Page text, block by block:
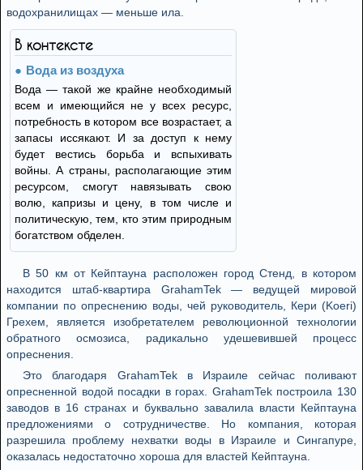
водохранилищах — меньше ила.
В контексте
Вода из воздуха
Вода — такой же крайне необходимый
всем и имеющийся не у всех ресурс,
потребность в котором все возрастает, а
запасы иссякают. И за доступ к нему
будет вестись борьба и вспыхивать
войны. А страны, располагающие этим
ресурсом, смогут навязывать свою
волю, капризы и цену, в том числе и
политическую, тем, кто этим природным
богатством обделен.
В 50 км от Кейптауна расположен город Стенд, в котором
находится штаб-квартира GrahamTek — ведущей мировой
компании по опреснению воды, чей руководитель, Кери (Koeri)
Грехем, является изобретателем революционной технологии
обратного осмозиса, радикально удешевившей процесс
опреснения.
Это благодаря GrahamTek в Израиле сейчас поливают
опресненной водой посадки в горах. GrahamTek построила 130
заводов в 16 странах и буквально завалила власти Кейптауна
предложениями о сотрудничестве. Но компания, которая
разрешила проблему нехватки воды в Израиле и Сингапуре,
оказалась недостаточно хороша для властей Кейптауна.